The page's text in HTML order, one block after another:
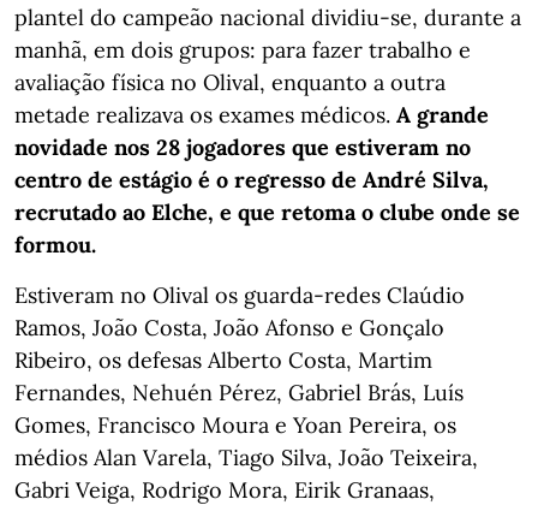
plantel do campeão nacional dividiu-se, durante a
manhã, em dois grupos: para fazer trabalho e
avaliação física no Olival, enquanto a outra
metade realizava os exames médicos. A grande
novidade nos 28 jogadores que estiveram no
centro de estágio é o regresso de André Silva,
recrutado ao Elche, e que retoma o clube onde se
formou.
Estiveram no Olival os guarda-redes Claúdio
Ramos, João Costa, João Afonso e Gonçalo
Ribeiro, os defesas Alberto Costa, Martim
Fernandes, Nehuén Pérez, Gabriel Brás, Luís
Gomes, Francisco Moura e Yoan Pereira, os
médios Alan Varela, Tiago Silva, João Teixeira,
Gabri Veiga, Rodrigo Mora, Eirik Granaas,